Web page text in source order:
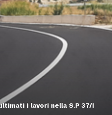
i lavori nella S.P 37/I